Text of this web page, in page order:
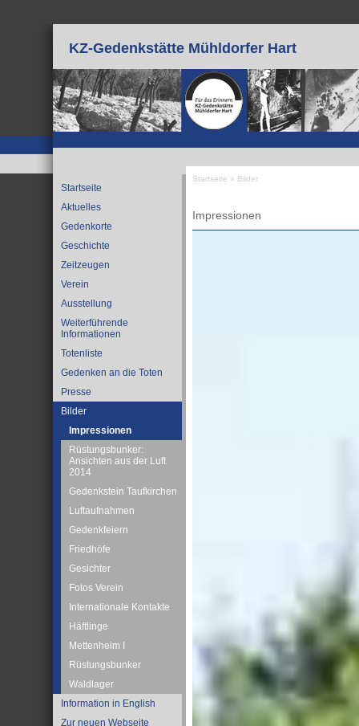
KZ-Gedenkstätte Mühldorfer Hart
Startseite
Aktuelles
Gedenkorte
Geschichte
Zeitzeugen
Verein
Ausstellung
Weiterführende
Informationen
Totenliste
Gedenken an die Toten
Presse
Bilder
Impressionen
Rüstungsbunker:
Ansichten aus der Luft
2014
Gedenkstein Taufkirchen
Luftaufnahmen
Gedenkfeiern
Friedhöfe
Gesichter
Fotos Verein
Internationale Kontakte
Häftlinge
Mettenheim I
Rüstungsbunker
Waldlager
Information in English
Zur neuen Webseite
Startseite » Bilder
Impressionen